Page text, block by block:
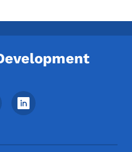
Kijamii ya Chini